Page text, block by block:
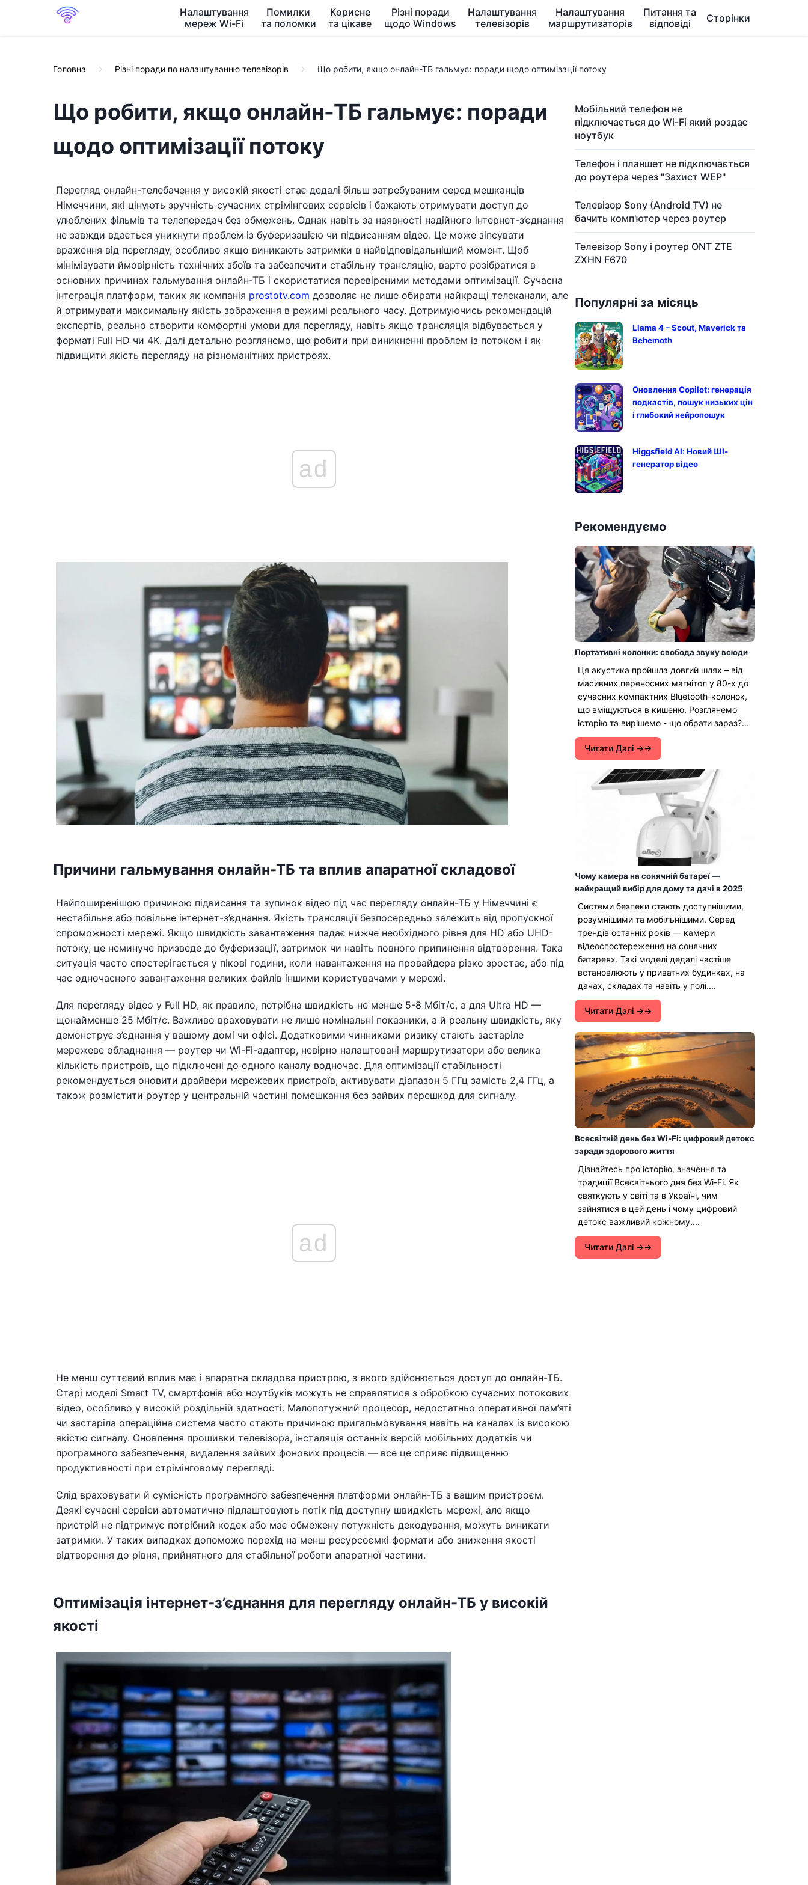
Налаштування
мереж Wi-Fi
Помилки
та поломки
Корисне
та цікаве
Різні поради
щодо Windows
Налаштування
телевізорів
Налаштування
маршрутизаторів
Питання та
відповіді
Сторінки
Головна Різні поради по налаштуванню телевізорів Що робити, якщо онлайн-ТБ гальмує: поради щодо оптимізації потоку
Що робити, якщо онлайн-ТБ гальмує: поради
щодо оптимізації потоку
Перегляд онлайн-телебачення у високій якості стає дедалі більш затребуваним серед мешканців
Німеччини, які цінують зручність сучасних стрімінгових сервісів і бажають отримувати доступ до
улюблених фільмів та телепередач без обмежень. Однак навіть за наявності надійного інтернет-з’єднання
не завжди вдається уникнути проблем із буферизацією чи підвисанням відео. Це може зіпсувати
враження від перегляду, особливо якщо виникають затримки в найвідповідальніший момент. Щоб
мінімізувати ймовірність технічних збоїв та забезпечити стабільну трансляцію, варто розібратися в
основних причинах гальмування онлайн-ТБ і скористатися перевіреними методами оптимізації. Сучасна
інтеграція платформ, таких як компанія prostotv.com дозволяє не лише обирати найкращі телеканали, але
й отримувати максимальну якість зображення в режимі реального часу. Дотримуючись рекомендацій
експертів, реально створити комфортні умови для перегляду, навіть якщо трансляція відбувається у
форматі Full HD чи 4K. Далі детально розглянемо, що робити при виникненні проблем із потоком і як
підвищити якість перегляду на різноманітних пристроях.
ad
Причини гальмування онлайн-ТБ та вплив апаратної складової
Найпоширенішою причиною підвисання та зупинок відео під час перегляду онлайн-ТБ у Німеччині є
нестабільне або повільне інтернет-з’єднання. Якість трансляції безпосередньо залежить від пропускної
спроможності мережі. Якщо швидкість завантаження падає нижче необхідного рівня для HD або UHD-
потоку, це неминуче призведе до буферизації, затримок чи навіть повного припинення відтворення. Така
ситуація часто спостерігається у пікові години, коли навантаження на провайдера різко зростає, або під
час одночасного завантаження великих файлів іншими користувачами у мережі.
Для перегляду відео у Full HD, як правило, потрібна швидкість не менше 5-8 Мбіт/с, а для Ultra HD —
щонайменше 25 Мбіт/с. Важливо враховувати не лише номінальні показники, а й реальну швидкість, яку
демонструє з’єднання у вашому домі чи офісі. Додатковими чинниками ризику стають застаріле
мережеве обладнання — роутер чи Wi-Fi-адаптер, невірно налаштовані маршрутизатори або велика
кількість пристроїв, що підключені до одного каналу водночас. Для оптимізації стабільності
рекомендується оновити драйвери мережевих пристроїв, активувати діапазон 5 ГГц замість 2,4 ГГц, а
також розмістити роутер у центральній частині помешкання без зайвих перешкод для сигналу.
ad
Не менш суттєвий вплив має і апаратна складова пристрою, з якого здійснюється доступ до онлайн-ТБ.
Старі моделі Smart TV, смартфонів або ноутбуків можуть не справлятися з обробкою сучасних потокових
відео, особливо у високій роздільній здатності. Малопотужний процесор, недостатньо оперативної пам’яті
чи застаріла операційна система часто стають причиною пригальмовування навіть на каналах із високою
якістю сигналу. Оновлення прошивки телевізора, інсталяція останніх версій мобільних додатків чи
програмного забезпечення, видалення зайвих фонових процесів — все це сприяє підвищенню
продуктивності при стрімінговому перегляді.
Слід враховувати й сумісність програмного забезпечення платформи онлайн-ТБ з вашим пристроєм.
Деякі сучасні сервіси автоматично підлаштовують потік під доступну швидкість мережі, але якщо
пристрій не підтримує потрібний кодек або має обмежену потужність декодування, можуть виникати
затримки. У таких випадках допоможе перехід на менш ресурсоємкі формати або зниження якості
відтворення до рівня, прийнятного для стабільної роботи апаратної частини.
Оптимізація інтернет-з’єднання для перегляду онлайн-ТБ у високій
якості
Мобільний телефон не
підключається до Wi-Fi який роздає
ноутбук
Телефон і планшет не підключається
до роутера через "Захист WEP"
Телевізор Sony (Android TV) не
бачить комп'ютер через роутер
Телевізор Sony і роутер ONT ZTE
ZXHN F670
Популярні за місяць
Llama 4 – Scout, Maverick та
Behemoth
Оновлення Copilot: генерація
подкастів, пошук низьких цін
і глибокий нейропошук
Higgsfield AI: Новий ШІ-
генератор відео
Рекомендуємо
Портативні колонки: свобода звуку всюди
Ця акустика пройшла довгий шлях – від
масивних переносних магнітол у 80-х до
сучасних компактних Bluetooth-колонок,
що вміщуються в кишеню. Розглянемо
історію та вирішемо - що обрати зараз?...
Читати Далі →
Чому камера на сонячній батареї —
найкращий вибір для дому та дачі в 2025
Системи безпеки стають доступнішими,
розумнішими та мобільнішими. Серед
трендів останніх років — камери
відеоспостереження на сонячних
батареях. Такі моделі дедалі частіше
встановлюють у приватних будинках, на
дачах, складах та навіть у полі....
Читати Далі →
Всесвітній день без Wi-Fi: цифровий детокс
заради здорового життя
Дізнайтесь про історію, значення та
традиції Всесвітнього дня без Wi-Fi. Як
святкують у світі та в Україні, чим
зайнятися в цей день і чому цифровий
детокс важливий кожному....
Читати Далі →